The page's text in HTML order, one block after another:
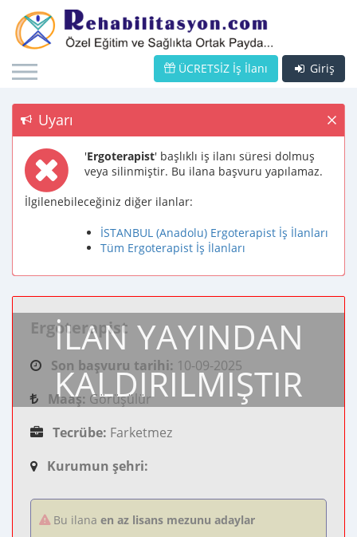
Giriş
ÜCRETSİZ İş İlanı
Uyarı
'Ergoterapist' başlıklı iş ilanı süresi dolmuş
veya silinmiştir. Bu ilana başvuru yapılamaz.
İlgilenebileceğiniz diğer ilanlar:
İSTANBUL (Anadolu) Ergoterapist İş İlanları
Tüm Ergoterapist İş İlanları
İLAN YAYINDAN
KALDIRILMIŞTIR
Ergoterapist
Son başvuru tarihi: 10-09-2025
Maaş: Görüşülür
Tecrübe: Farketmez
Kurumun şehri:
Bu ilana en az lisans mezunu adaylar